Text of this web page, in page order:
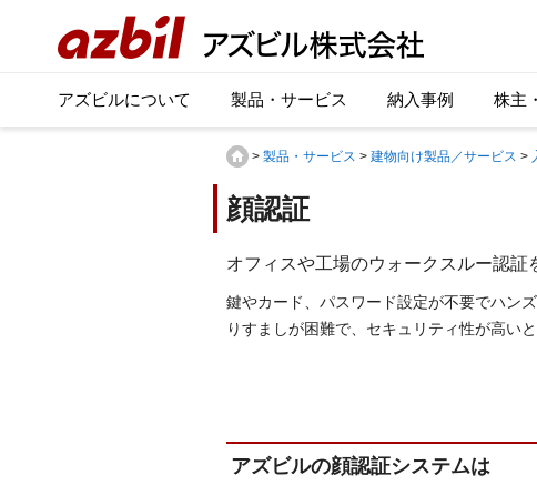
アズビルについて 製品・サービス 納入事例 株主
> 製品・サービス > 建物向け製品／サービス >
顔認証
オフィスや工場のウォークスルー認証
鍵やカード、パスワード設定が不要でハン
りすましが困難で、セキュリティ性が高い
アズビルの顔認証システムは